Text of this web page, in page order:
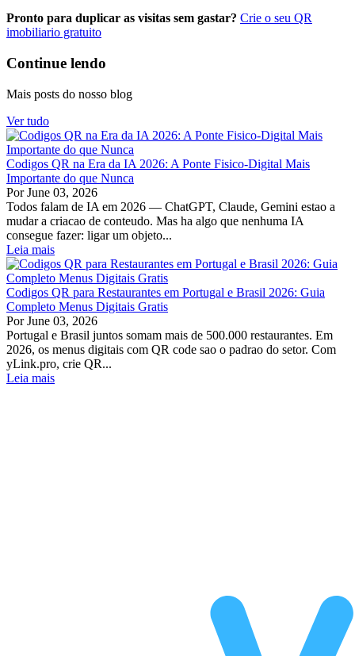
Pronto para duplicar as visitas sem gastar? Crie o seu QR
imobiliario gratuito
Continue lendo
Mais posts do nosso blog
Ver tudo
Codigos QR na Era da IA 2026: A Ponte Fisico-Digital Mais
Importante do que Nunca
PorJune 03, 2026
Todos falam de IA em 2026 — ChatGPT, Claude, Gemini estao a
mudar a criacao de conteudo. Mas ha algo que nenhuma IA
consegue fazer: ligar um objeto...
Leia mais
Codigos QR para Restaurantes em Portugal e Brasil 2026: Guia
Completo Menus Digitais Gratis
PorJune 03, 2026
Portugal e Brasil juntos somam mais de 500.000 restaurantes. Em
2026, os menus digitais com QR code sao o padrao do setor. Com
yLink.pro, crie QR...
Leia mais